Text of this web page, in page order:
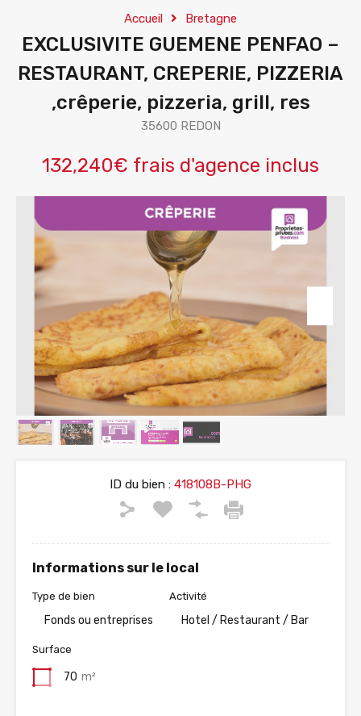
Accueil Bretagne
EXCLUSIVITE GUEMENE PENFAO –
RESTAURANT, CREPERIE, PIZZERIA
,crêperie, pizzeria, grill, res
35600 REDON
132,240€ frais d'agence inclus
ID du bien : 418108B-PHG
Informations sur le local
Type de bien
Fonds ou entreprises
Activité
Hotel / Restaurant / Bar
Surface
70 m²